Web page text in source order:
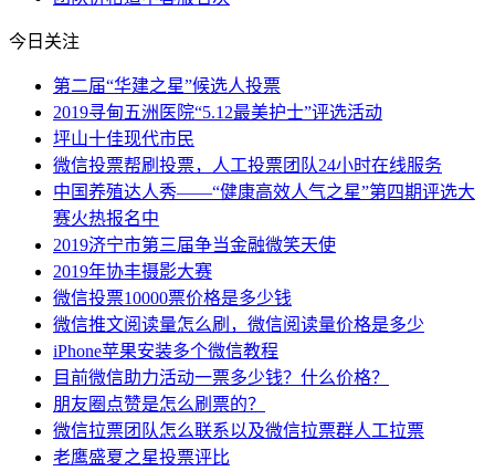
今日关注
第二届“华建之星”候选人投票
2019寻甸五洲医院“5.12最美护士”评选活动
坪山十佳现代市民
微信投票帮刷投票，人工投票团队24小时在线服务
中国养殖达人秀——“健康高效人气之星”第四期评选大
赛火热报名中
2019济宁市第三届争当金融微笑天使
2019年协丰摄影大赛
微信投票10000票价格是多少钱
微信推文阅读量怎么刷，微信阅读量价格是多少
iPhone苹果安装多个微信教程
目前微信助力活动一票多少钱？什么价格？
朋友圈点赞是怎么刷票的？
微信拉票团队怎么联系以及微信拉票群人工拉票
老鹰盛夏之星投票评比